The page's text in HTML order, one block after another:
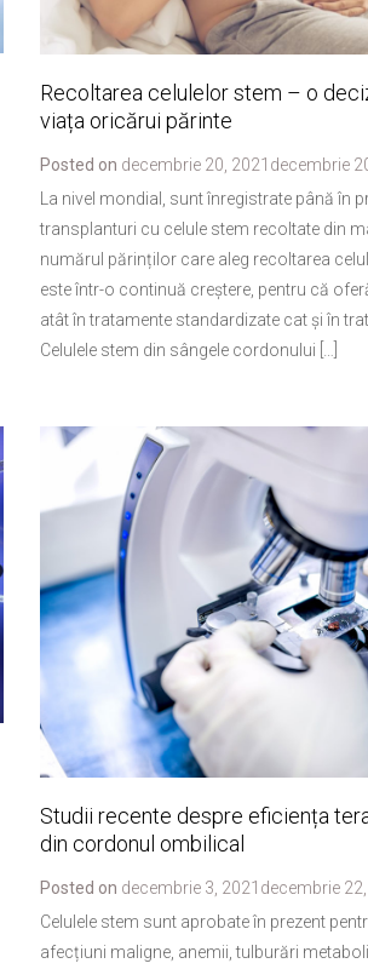
Recoltarea celulelor stem – o
viața oricărui părinte
Posted on decembrie 20, 2021 decembrie
La nivel mondial, sunt înregistrate până în
transplanturi cu celule stem recoltate din
numărul părinților care aleg recoltarea
este într-o continuă creștere, pentru că
atât în tratamente standardizate cat și în
Celulele stem din sângele cordonului […]
Studii recente despre eficiența
din cordonul ombilical
Posted on decembrie 3, 2021 decembrie 22,
Celulele stem sunt aprobate în prezent
afecțiuni maligne, anemii, tulburări